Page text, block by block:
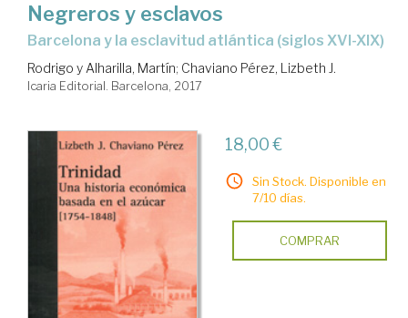
Negreros y esclavos
Barcelona y la esclavitud atlántica (siglos XVI-XIX)
Rodrigo y Alharilla, Martín; Chaviano Pérez, Lizbeth J.
Icaria Editorial. Barcelona, 2017
18,00 €
Sin Stock. Disponible en
7/10 días.
COMPRAR